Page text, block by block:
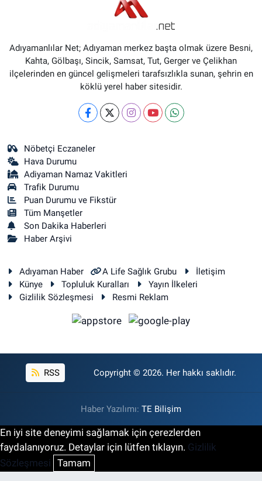
Adıyamanlılar Net; Adıyaman merkez başta olmak üzere Besni,
Kahta, Gölbaşı, Sincik, Samsat, Tut, Gerger ve Çelikhan
ilçelerinden en güncel gelişmeleri tarafsızlıkla sunan, şehrin en
köklü yerel haber sitesidir.
Nöbetçi Eczaneler
Hava Durumu
Adiyaman Namaz Vakitleri
Trafik Durumu
Puan Durumu ve Fikstür
Tüm Manşetler
Son Dakika Haberleri
Haber Arşivi
Adıyaman Haber A Life Sağlık Grubu
İletişim
Künye
Topluluk Kuralları
Yayın İlkeleri
Gizlilik Sözleşmesi
Resmi Reklam
RSS Copyright © 2026. Her hakkı saklıdır.
Haber Yazılımı: TE Bilişim
En iyi site deneyimi sağlamak için çerezlerden
faydalanıyoruz. Detaylar için lütfen tıklayın. Gizlilik
Sözleşmesi Tamam